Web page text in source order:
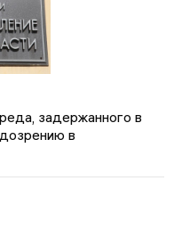
задержанного в
в